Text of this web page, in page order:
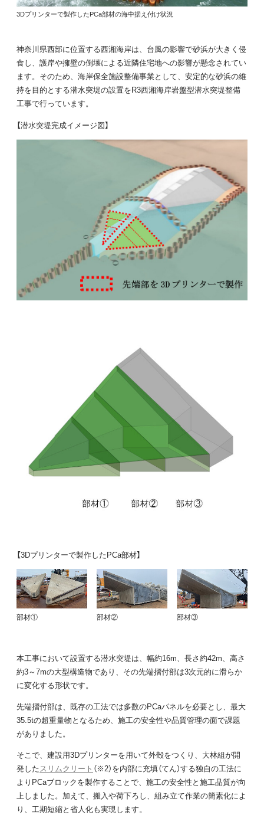
3Dプリンターで製作したPCa部材の海中据え付け状況
神奈川県西部に位置する西湘海岸は、台風の影響で砂浜が大きく侵
食し、護岸や擁壁の倒壊による近隣住宅地への影響が懸念されてい
ます。そのため、海岸保全施設整備事業として、安定的な砂浜の維
持を目的とする潜水突堤の設置をR3西湘海岸岩盤型潜水突堤整備
工事で行っています。
【潜水突堤完成イメージ図】
【3Dプリンターで製作したPCa部材】
部材① 部材② 部材③
本工事において設置する潜水突堤は、幅約16m、長さ約42m、高さ
約3～7mの大型構造物であり、その先端摺付部は3次元的に滑らか
に変化する形状です。
先端摺付部は、既存の工法では多数のPCaパネルを必要とし、最大
35.5tの超重量物となるため、施工の安全性や品質管理の面で課題
がありました。
そこで、建設用3Dプリンターを用いて外殻をつくり、大林組が開
発したスリムクリート （※2）を内部に充填（てん）する独自の工法に
よりPCaブロックを製作することで、施工の安全性と施工品質が向
上しました。加えて、搬入や荷下ろし、組み立て作業の簡素化によ
り、工期短縮と省人化も実現します。